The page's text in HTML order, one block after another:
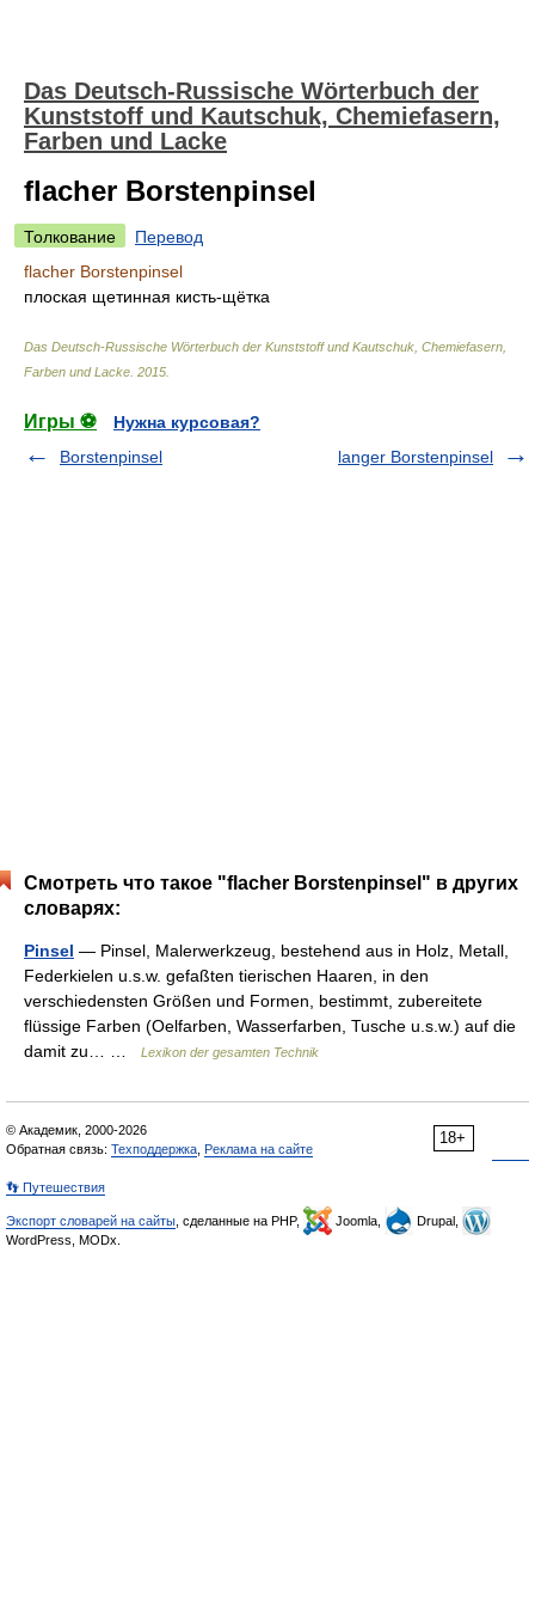
Das Deutsch-Russische Wörterbuch der
Kunststoff und Kautschuk, Chemiefasern,
Farben und Lacke
flacher Borstenpinsel
Толкование
Перевод
flacher Borstenpinsel
плоская щетинная кисть-щётка
Das Deutsch-Russische Wörterbuch der Kunststoff und Kautschuk, Chemiefasern,
Farben und Lacke 2015
Игры ⚽
Нужна курсовая?
Borstenpinsel
langer Borstenpinsel
Смотреть что такое "flacher Borstenpinsel" в других
словарях:
Pinsel — Pinsel, Malerwerkzeug, bestehend aus in Holz, Metall,
Federkielen u.s.w. gefaßten tierischen Haaren, in den
verschiedensten Größen und Formen, bestimmt, zubereitete
flüssige Farben (Oelfarben, Wasserfarben, Tusche u.s.w.) auf die
damit zu… …
Lexikon der gesamten Technik
18+
© Академик, 2000-2026
Обратная связь: Техподдержка Реклама на сайте
👣 Путешествия
Экспорт словарей на сайты , сделанные на PHP, Joomla,
Drupal,
WordPress, MODx.